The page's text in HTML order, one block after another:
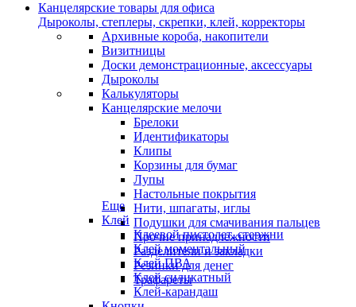
Канцелярские товары для офиса
Дыроколы, степлеры, скрепки, клей, корректоры
Архивные короба, накопители
Визитницы
Доски демонстрационные, аксессуары
Дыроколы
Калькуляторы
Канцелярские мелочи
Брелоки
Идентификаторы
Клипы
Корзины для бумаг
Лупы
Настольные покрытия
Нити, шпагаты, иглы
Подушки для смачивания пальцев
Прочие принадлежности
Разделители и закладки
Резинки для денег
Трафареты
Еще
Клей
Клеевой пистолет, стержни
Клей моментальный
Клей ПВА
Клей силикатный
Клей-карандаш